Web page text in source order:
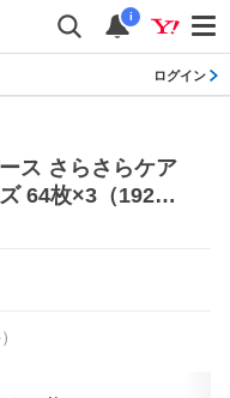
i
ログイン
ス さらさらケア
64枚×3（192
）